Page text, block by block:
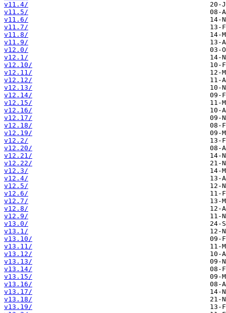
v11.4/
v11.5/
v11.6/
v11.7/
v11.8/
v11.9/
v12.0/
v12.1/
v12.10/
v12.11/
v12.12/
v12.13/
v12.14/
v12.15/
v12.16/
v12.17/
v12.18/
v12.19/
v12.2/
v12.20/
v12.21/
v12.22/
v12.3/
v12.4/
v12.5/
v12.6/
v12.7/
v12.8/
v12.9/
v13.0/
v13.1/
v13.10/
v13.11/
v13.12/
v13.13/
v13.14/
v13.15/
v13.16/
v13.17/
v13.18/
v13.19/